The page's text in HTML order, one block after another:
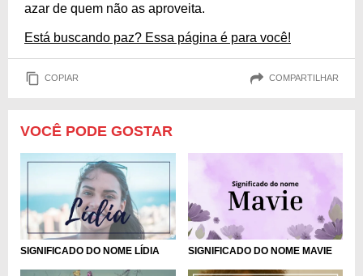
azar de quem não as aproveita.
Está buscando paz? Essa página é para você!
COPIAR COMPARTILHAR
VOCÊ PODE GOSTAR
SIGNIFICADO DO NOME LÍDIA SIGNIFICADO DO NOME MAVIE